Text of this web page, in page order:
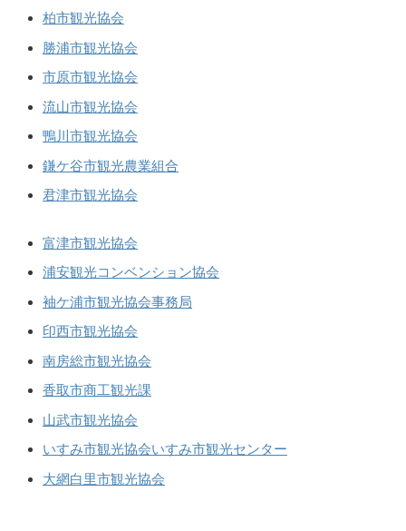
柏市観光協会
勝浦市観光協会
市原市観光協会
流山市観光協会
鴨川市観光協会
鎌ケ谷市観光農業組合
君津市観光協会
富津市観光協会
浦安観光コンベンション協会
袖ケ浦市観光協会事務局
印西市観光協会
南房総市観光協会
香取市商工観光課
山武市観光協会
いすみ市観光協会いすみ市観光センター
大網白里市観光協会